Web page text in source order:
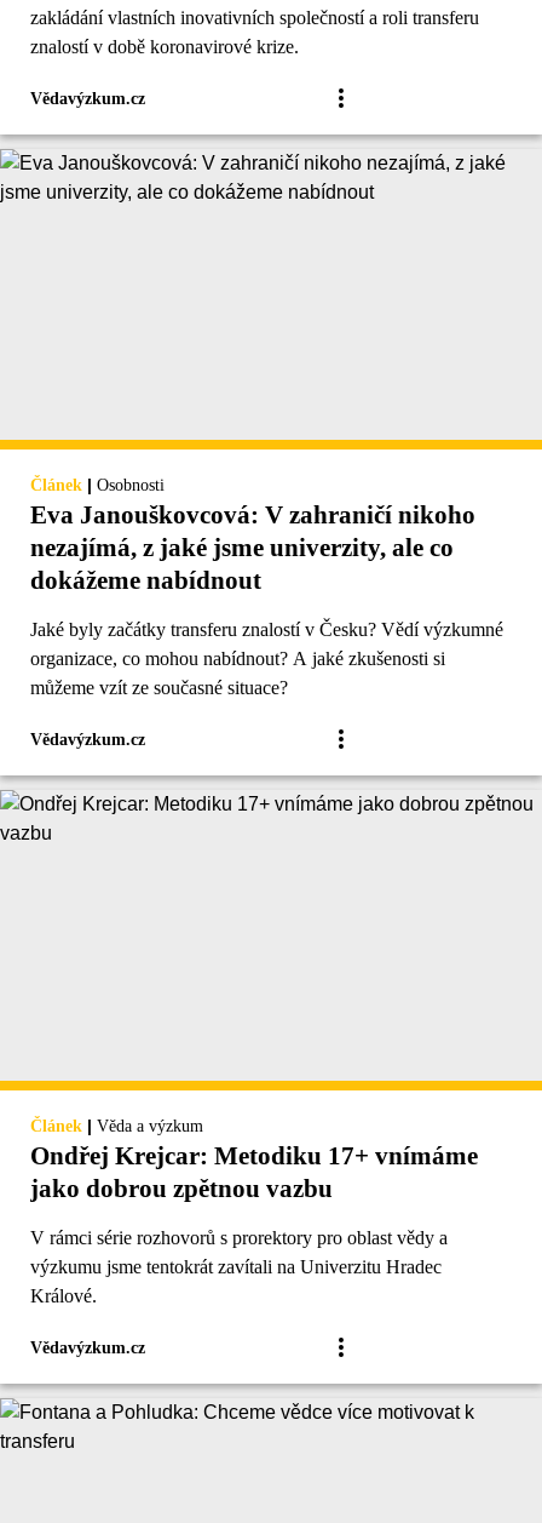
zakládání vlastních inovativních společností a roli transferu
znalostí v době koronavirové krize.
Vědavýzkum.cz
Článek | Osobnosti
Eva Janouškovcová: V zahraničí nikoho
nezajímá, z jaké jsme univerzity, ale co
dokážeme nabídnout
Jaké byly začátky transferu znalostí v Česku? Vědí výzkumné
organizace, co mohou nabídnout? A jaké zkušenosti si
můžeme vzít ze současné situace?
Vědavýzkum.cz
Článek | Věda a výzkum
Ondřej Krejcar: Metodiku 17+ vnímáme
jako dobrou zpětnou vazbu
V rámci série rozhovorů s prorektory pro oblast vědy a
výzkumu jsme tentokrát zavítali na Univerzitu Hradec
Králové.
Vědavýzkum.cz